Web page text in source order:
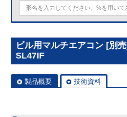
ビル用マルチエアコン [別
SL47IF
製品概要 技術資料